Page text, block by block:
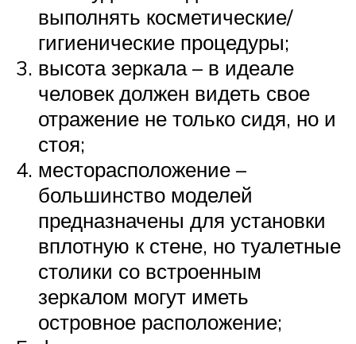
выполнять косметические/
гигиенические процедуры;
высота зеркала – в идеале
человек должен видеть свое
отражение не только сидя, но и
стоя;
месторасположение –
большинство моделей
предназначены для установки
вплотную к стене, но туалетные
столики со встроенным
зеркалом могут иметь
островное расположение;